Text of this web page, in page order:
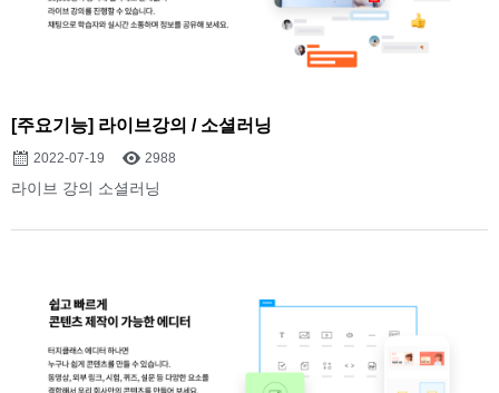
[주요기능] 라이브강의 / 소셜러닝
2022-07-19 2988
라이브 강의 소셜러닝